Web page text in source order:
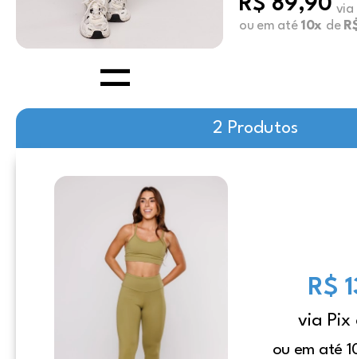
R$ 89,90 via
ou em até 10x de
2 Produtos
R$
via Pix
ou em até